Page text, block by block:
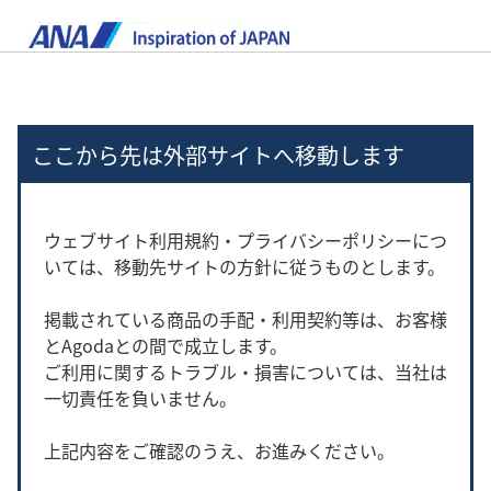
ここから先は外部サイトへ移動します
ウェブサイト利用規約・プライバシーポリシーにつ
いては、移動先サイトの方針に従うものとします。
掲載されている商品の手配・利用契約等は、お客様
とAgodaとの間で成立します。
ご利用に関するトラブル・損害については、当社は
一切責任を負いません。
上記内容をご確認のうえ、お進みください。